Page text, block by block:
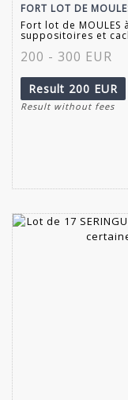
FORT LOT DE
Fort lot de MOULES
suppositoires et
200 - 300 EUR
Result 200 EUR
Result without fees